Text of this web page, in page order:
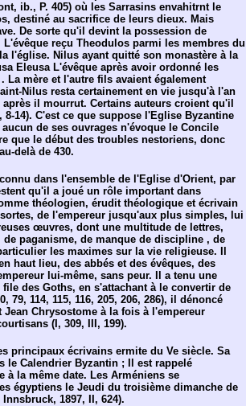
ib., P. 405) où les Sarrasins envahitrnt le
destiné au sacrifice de leurs dieux. Mais
De sorte qu'il devint la possession de
L'évêque reçu Theodulos parmi les membres du
l'église. Nilus ayant quitté son monastère à la
Eleusa L'évêque après avoir ordonné les
mère et l'autre fils avaient également
Nilus resta certainement en vie jusqu'à l'an
il mourrut. Certains auteurs croient qu'il
14). C'est ce que suppose l'Eglise Byzantine
de ses ouvrages n'évoque le Concile
que le début des troubles nestoriens, donc
delà de 430.
dans l'ensemble de l'Eglise d'Orient, par
qu'il a joué un rôle important dans
théologien, érudit théologique et écrivain
de l'empereur jusqu'aux plus simples, lui
œuvres, dont une multitude de lettres,
paganisme, de manque de discipline , de
les maximes sur la vie religieuse. Il
haut lieu, des abbés et des évêques, des
lui-même, sans peur. Il a tenu une
des Goths, en s'attachant à le convertir de
114, 115, 116, 205, 206, 286), il dénoncé
Chrysostome à la fois à l'empereur
(I, 309, III, 199).
principaux écrivains ermite du Ve siècle. Sa
le Calendrier Byzantin ; Il est rappelé
la même date. Les Arméniens se
égyptiens le Jeudi du troisième dimanche de
1897, II, 624).